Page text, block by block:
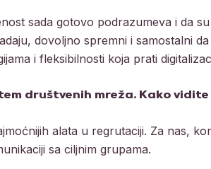
sada gotovo podrazumeva i da
dovoljno spremni i samostalni
i fleksibilnosti koja prati
društvenih mreža. Kako
alata u regrutaciji. Za nas,
sa ciljnim grupama.